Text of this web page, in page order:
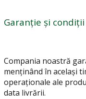
Garanție și
Compania noastră
menținând în același
operaționale ale
data livrării.